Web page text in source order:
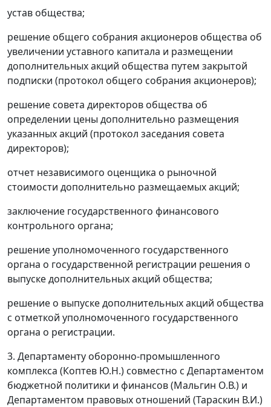
устав общества;
решение общего собрания акционеров общества об
увеличении уставного капитала и размещении
дополнительных акций общества путем закрытой
подписки (протокол общего собрания акционеров);
решение совета директоров общества об
определении цены дополнительно размещения
указанных акций (протокол заседания совета
директоров);
отчет независимого оценщика о рыночной
стоимости дополнительно размещаемых акций;
заключение государственного финансового
контрольного органа;
решение уполномоченного государственного
органа о государственной регистрации решения о
выпуске дополнительных акций общества;
решение о выпуске дополнительных акций общества
с отметкой уполномоченного государственного
органа о регистрации.
3. Департаменту оборонно-промышленного
комплекса (Коптев Ю.Н.) совместно с Департаментом
бюджетной политики и финансов (Мальгин О.В.) и
Департаментом правовых отношений (Тараскин В.И.)